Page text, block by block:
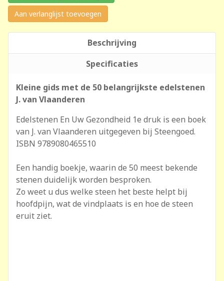
Aan verlanglijst toevoegen
Beschrijving
Specificaties
Kleine gids met de 50 belangrijkste edelstenen
J. van Vlaanderen
Edelstenen En Uw Gezondheid 1e druk is een boek
van J. van Vlaanderen uitgegeven bij Steengoed.
ISBN 9789080465510
Een handig boekje, waarin de 50 meest bekende
stenen duidelijk worden besproken.
Zo weet u dus welke steen het beste helpt bij
hoofdpijn, wat de vindplaats is en hoe de steen
eruit ziet.